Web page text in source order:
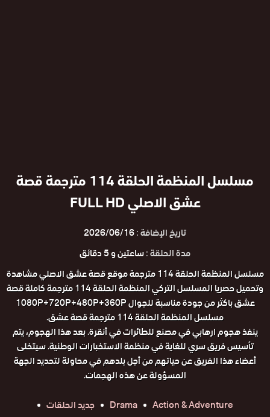
مسلسل المنظمة الحلقة 114 مترجمة قصة
عشق الاصلي FULL HD
تاريخ الإضافة :2026/06/16
مدة الحلقة :ساعتين و 5 دقائق
مسلسل المنظمة الحلقة 114 مترجمة موقع قصة عشق الاصلي مشاهدة
وتحميل حصريا المسلسل التركي المنظمة الحلقة 114 مترجمة كاملة قصة
عشق باكثر من جودة مناسبة للجوال 1080P+720P+480P+360P
مسلسل المنظمة الحلقة 114 مترجمة قصة عشق.
ينفذ هجوم ارهابي في مصنع للطائرات في أنقرة. بعد هذا الهجوم، يتم
تأسيس فريق سري للغاية في منظمة الاستخبارات الوطنية. سيتخلى
أعضاء هذا الفريق عن حياتهم من أجل بلدهم في محاولة لتحديد الجهة
المسؤولة عن هذه الهجمات.
Action & Adventure
Drama جديد الحلقات